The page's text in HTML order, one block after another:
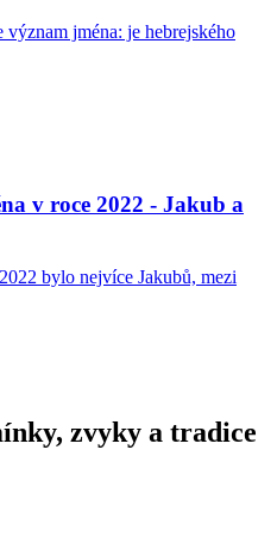
význam jména: je hebrejského
v roce 2022 - Jakub a
bylo nejvíce Jakubů, mezi
zvyky a tradice